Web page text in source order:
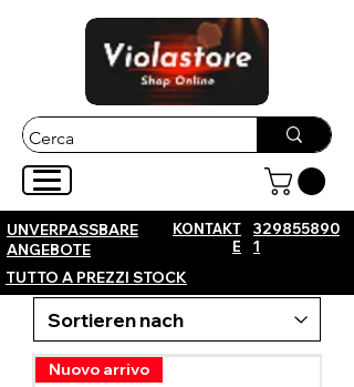
UNVERPASSBARE
ANGEBOTE
KONTAKT
E
329855890
1
TUTTO A PREZZI STOCK
Nuovo arrivo